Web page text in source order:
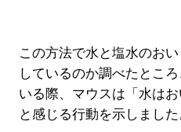
この方法で水と塩水のお
しているのか調べたとこ
いる際、マウスは「水はお
と感じる行動を示しました